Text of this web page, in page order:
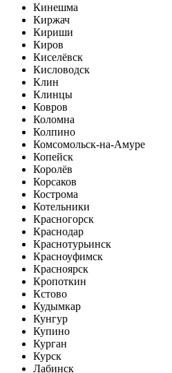
Кинешма
Киржач
Кириши
Киров
Киселёвск
Кисловодск
Клин
Клинцы
Ковров
Коломна
Колпино
Комсомольск-на-Амуре
Копейск
Королёв
Корсаков
Кострома
Котельники
Красногорск
Краснодар
Краснотурьинск
Красноуфимск
Красноярск
Кропоткин
Кстово
Кудымкар
Кунгур
Купино
Курган
Курск
Лабинск